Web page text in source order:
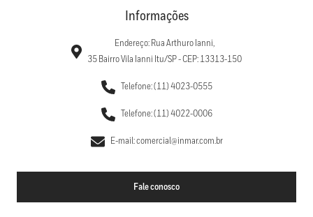
Informações
Endereço: Rua Arthuro Ianni,
35 Bairro Vila Ianni Itu/SP - CEP: 13313-150
Telefone: (11) 4023-0555
Telefone: (11) 4022-0006
E-mail: comercial@inmar.com.br
Fale conosco